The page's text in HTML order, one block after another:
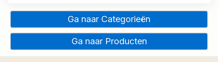
Ga naar Categorieën
Ga naar Producten